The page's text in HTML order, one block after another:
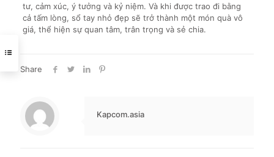
tư, cảm xúc, ý tưởng và kỷ niệm. Và khi được trao đi bằng
cả tấm lòng, sổ tay nhỏ đẹp sẽ trở thành một món quà vô
giá, thể hiện sự quan tâm, trân trọng và sẻ chia.
Share
Kapcom.asia